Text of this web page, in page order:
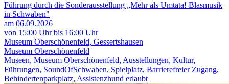
Führung durch die Sonderausstellung „Mehr als Umtata! Blasmusik
in Schwaben"
am 06.09.2026
von 15:00 Uhr bis 16:00 Uhr
Museum Oberschönenfeld, Gessertshausen
Museum Oberschönenfeld
Museen, Museum Oberschönenfeld, Ausstellungen, Kultur,
Führungen, SoundOfSchwaben, Spielplatz, Barrierefreier Zugang,
Behindertenparkplatz, Assistenzhund erlaubt